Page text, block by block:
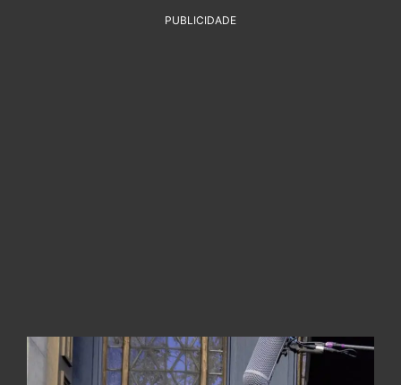
PUBLICIDADE